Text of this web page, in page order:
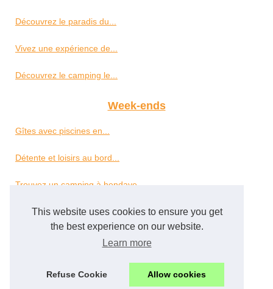
This website uses cookies to ensure you get
the best experience on our website.
Learn more
Refuse Cookie Allow cookies
Découvrez le paradis du...
Vivez une expérience de...
Découvrez le camping le...
Week-ends
Gîtes avec piscines en...
Détente et loisirs au bord...
Trouvez un camping à hendaye...
Camping à...
Découvrir le camping borepo...